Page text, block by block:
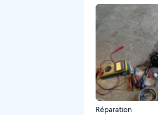
Réparation